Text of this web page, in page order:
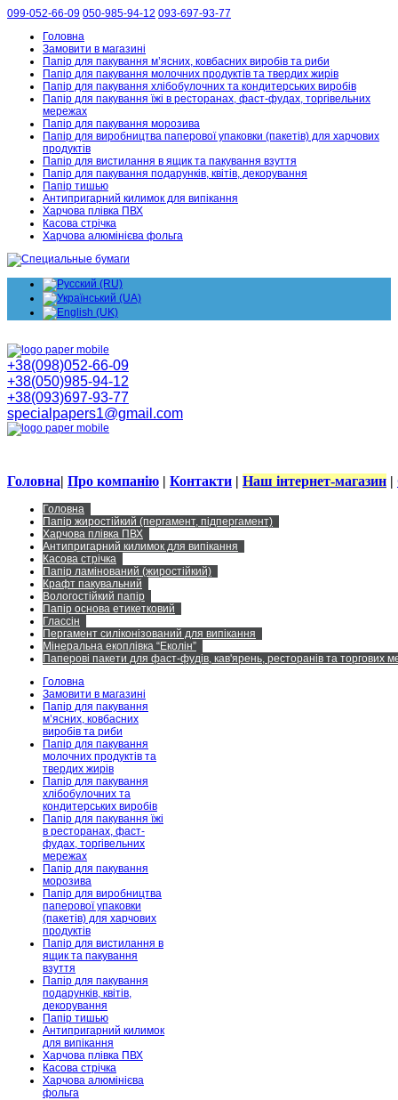
099-052-66-09 050-985-94-12 093-697-93-77
Головна
Замовити в магазині
Папір для пакування м’ясних, ковбасних виробів та риби
Папір для пакування молочних продуктів та твердих жирів
Папір для пакування хлібобулочних та кондитерських виробів
Папір для пакування їжі в ресторанах, фаст-фудах, торгівельних
мережах
Папір для пакування морозива
Папір для виробництва паперової упаковки (пакетів) для харчових
продуктів
Папір для вистилання в ящик та пакування взуття
Папір для пакування подарунків, квітів, декорування
Папір тишью
Антипригарний килимок для випікання
Харчова плівка ПВХ
Касова стрічка
Харчова алюмінієва фольга
+38(098)052-66-09
+38(050)985-94-12
+38(093)697-93-77
specialpapers1@gmail.com
Головна| Про компанію | Контакти | Наш інтернет-магазин |
Головна
Папір жиростійкий (пергамент, підпергамент)
Харчова плівка ПВХ
Антипригарний килимок для випікання
Касова стрічка
Папір ламінований (жиростійкий)
Крафт пакувальний
Вологостійкий папір
Папір основа етикетковий
Глассін
Пергамент силіконізований для випікання
Мінеральна екоплівка “Еколін”
Паперові пакети для фаст-фудів, кав'ярень, ресторанів та торгових
Головна
Замовити в магазині
Папір для пакування
м’ясних, ковбасних
виробів та риби
Папір для пакування
молочних продуктів та
твердих жирів
Папір для пакування
хлібобулочних та
кондитерських виробів
Папір для пакування їжі
в ресторанах, фаст-
фудах, торгівельних
мережах
Папір для пакування
морозива
Папір для виробництва
паперової упаковки
(пакетів) для харчових
продуктів
Папір для вистилання в
ящик та пакування
взуття
Папір для пакування
подарунків, квітів,
декорування
Папір тишью
Антипригарний килимок
для випікання
Харчова плівка ПВХ
Касова стрічка
Харчова алюмінієва
фольга